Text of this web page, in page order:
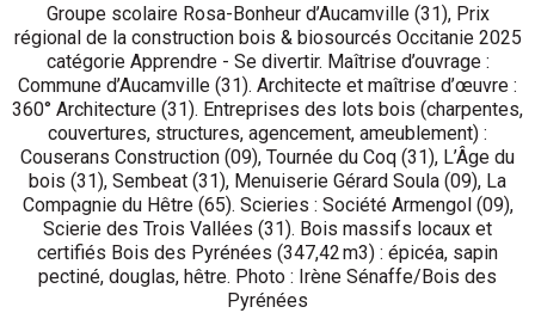
Groupe scolaire Rosa-Bonheur d’Aucamville (31), Prix
régional de la construction bois & biosourcés Occitanie 2025
catégorie Apprendre - Se divertir. Maîtrise d’ouvrage :
Commune d’Aucamville (31). Architecte et maîtrise d’œuvre :
360° Architecture (31). Entreprises des lots bois (charpentes,
couvertures, structures, agencement, ameublement) :
Couserans Construction (09), Tournée du Coq (31), L’Âge du
bois (31), Sembeat (31), Menuiserie Gérard Soula (09), La
Compagnie du Hêtre (65). Scieries : Société Armengol (09),
Scierie des Trois Vallées (31). Bois massifs locaux et
certifiés Bois des Pyrénées (347,42 m3) : épicéa, sapin
pectiné, douglas, hêtre. Photo : Irène Sénaffe/Bois des
Pyrénées